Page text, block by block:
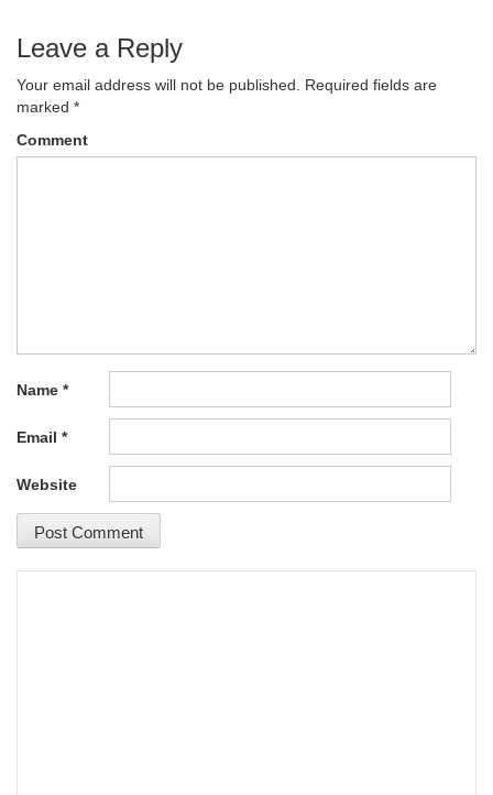
Leave a Reply
Your email address will not be published. Required fields are
marked *
Comment
Name *
Email *
Website